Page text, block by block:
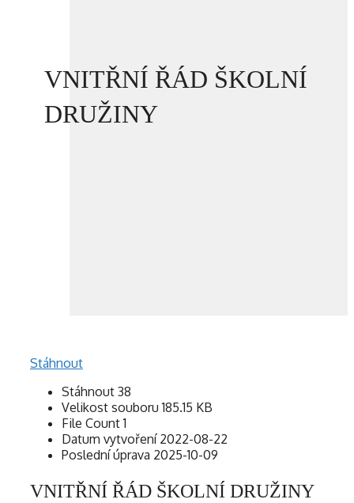
VNITŘNÍ ŘÁD ŠKOLNÍ
DRUŽINY
Stáhnout
Stáhnout 38
Velikost souboru185.15 KB
File Count1
Datum vytvoření 2022-08-22
Poslední úprava 2025-10-09
VNITŘNÍ ŘÁD ŠKOLNÍ DRUŽINY